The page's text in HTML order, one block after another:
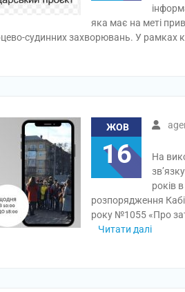
яка має на меті
судинних захворювань. У рамках
ЖОВ
16
На
років
розпорядження
року №1055 «Про
Читати далі